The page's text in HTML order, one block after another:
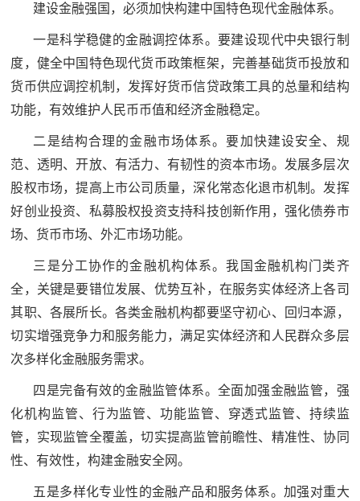
建设金融强国，必须加快构建中国特色现代金融体系。
一是科学稳健的金融调控体系。要建设现代中央银行制
度，健全中国特色现代货币政策框架，完善基础货币投放和
货币供应调控机制，发挥好货币信贷政策工具的总量和结构
功能，有效维护人民币币值和经济金融稳定。
二是结构合理的金融市场体系。要加快建设安全、规
范、透明、开放、有活力、有韧性的资本市场。发展多层次
股权市场，提高上市公司质量，深化常态化退市机制。发挥
好创业投资、私募股权投资支持科技创新作用，强化债券市
场、货币市场、外汇市场功能。
三是分工协作的金融机构体系。我国金融机构门类齐
全，关键是要错位发展、优势互补，在服务实体经济上各司
其职、各展所长。各类金融机构都要坚守初心、回归本源，
切实增强竞争力和服务能力，满足实体经济和人民群众多层
次多样化金融服务需求。
四是完备有效的金融监管体系。全面加强金融监管，强
化机构监管、行为监管、功能监管、穿透式监管、持续监
管，实现监管全覆盖，切实提高监管前瞻性、精准性、协同
性、有效性，构建金融安全网。
五是多样化专业性的金融产品和服务体系。加强对重大